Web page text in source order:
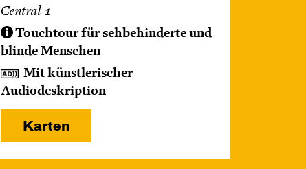
Central 1
Touchtour für sehbehinderte und
blinde Menschen
Mit künstlerischer
Audiodeskription
Karten